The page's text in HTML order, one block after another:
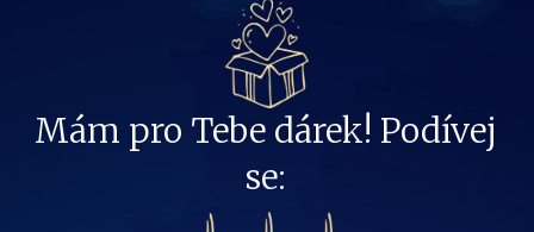
Mám pro Tebe dárek! Podívej
se: